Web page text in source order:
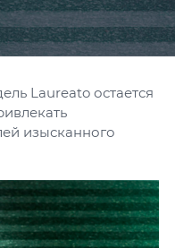
Laureato остается
изысканного